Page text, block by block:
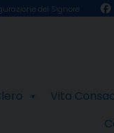
del Signore
Vita